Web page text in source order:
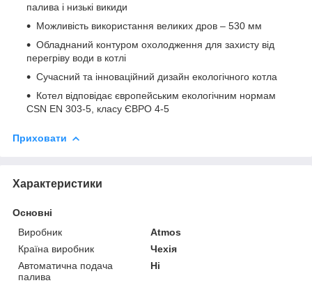
палива і низькі викиди
Можливість використання великих дров – 530 мм
Обладнаний контуром охолодження для захисту від
перегріву води в котлі
Сучасний та інноваційний дизайн екологічного котла
Котел відповідає європейським екологічним нормам
CSN EN 303-5, класу ЄВРО 4-5
Приховати
Характеристики
Основні
Виробник
Atmos
Країна виробник
Чехія
Автоматична подача
палива
Ні